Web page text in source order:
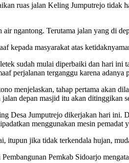
ruas jalan Keling Jumputrejo tidak
air ngantong. Terutama jalan yang di
kepada masyarakat atas
sudah mulai diperbaiki dan hari
perjalanan terganggu karena adanya
menjelaskan, tahap pertama akan
depan masjid itu akan ditinggikan
Desa Jumputrejo dikerjakan hari ini.
menggunakan mesin pemadat
itupun jika tidak terkendala hujan,
Pemkab Sidoarjo